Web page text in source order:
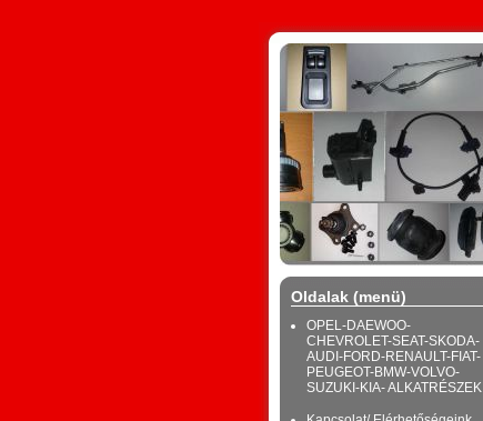
Oldalak (menü)
OPEL-DAEWOO-
CHEVROLET-SEAT-SKODA-
AUDI-FORD-RENAULT-FIAT-
PEUGEOT-BMW-VOLVO-
SUZUKI-KIA- ALKATRÉSZEK